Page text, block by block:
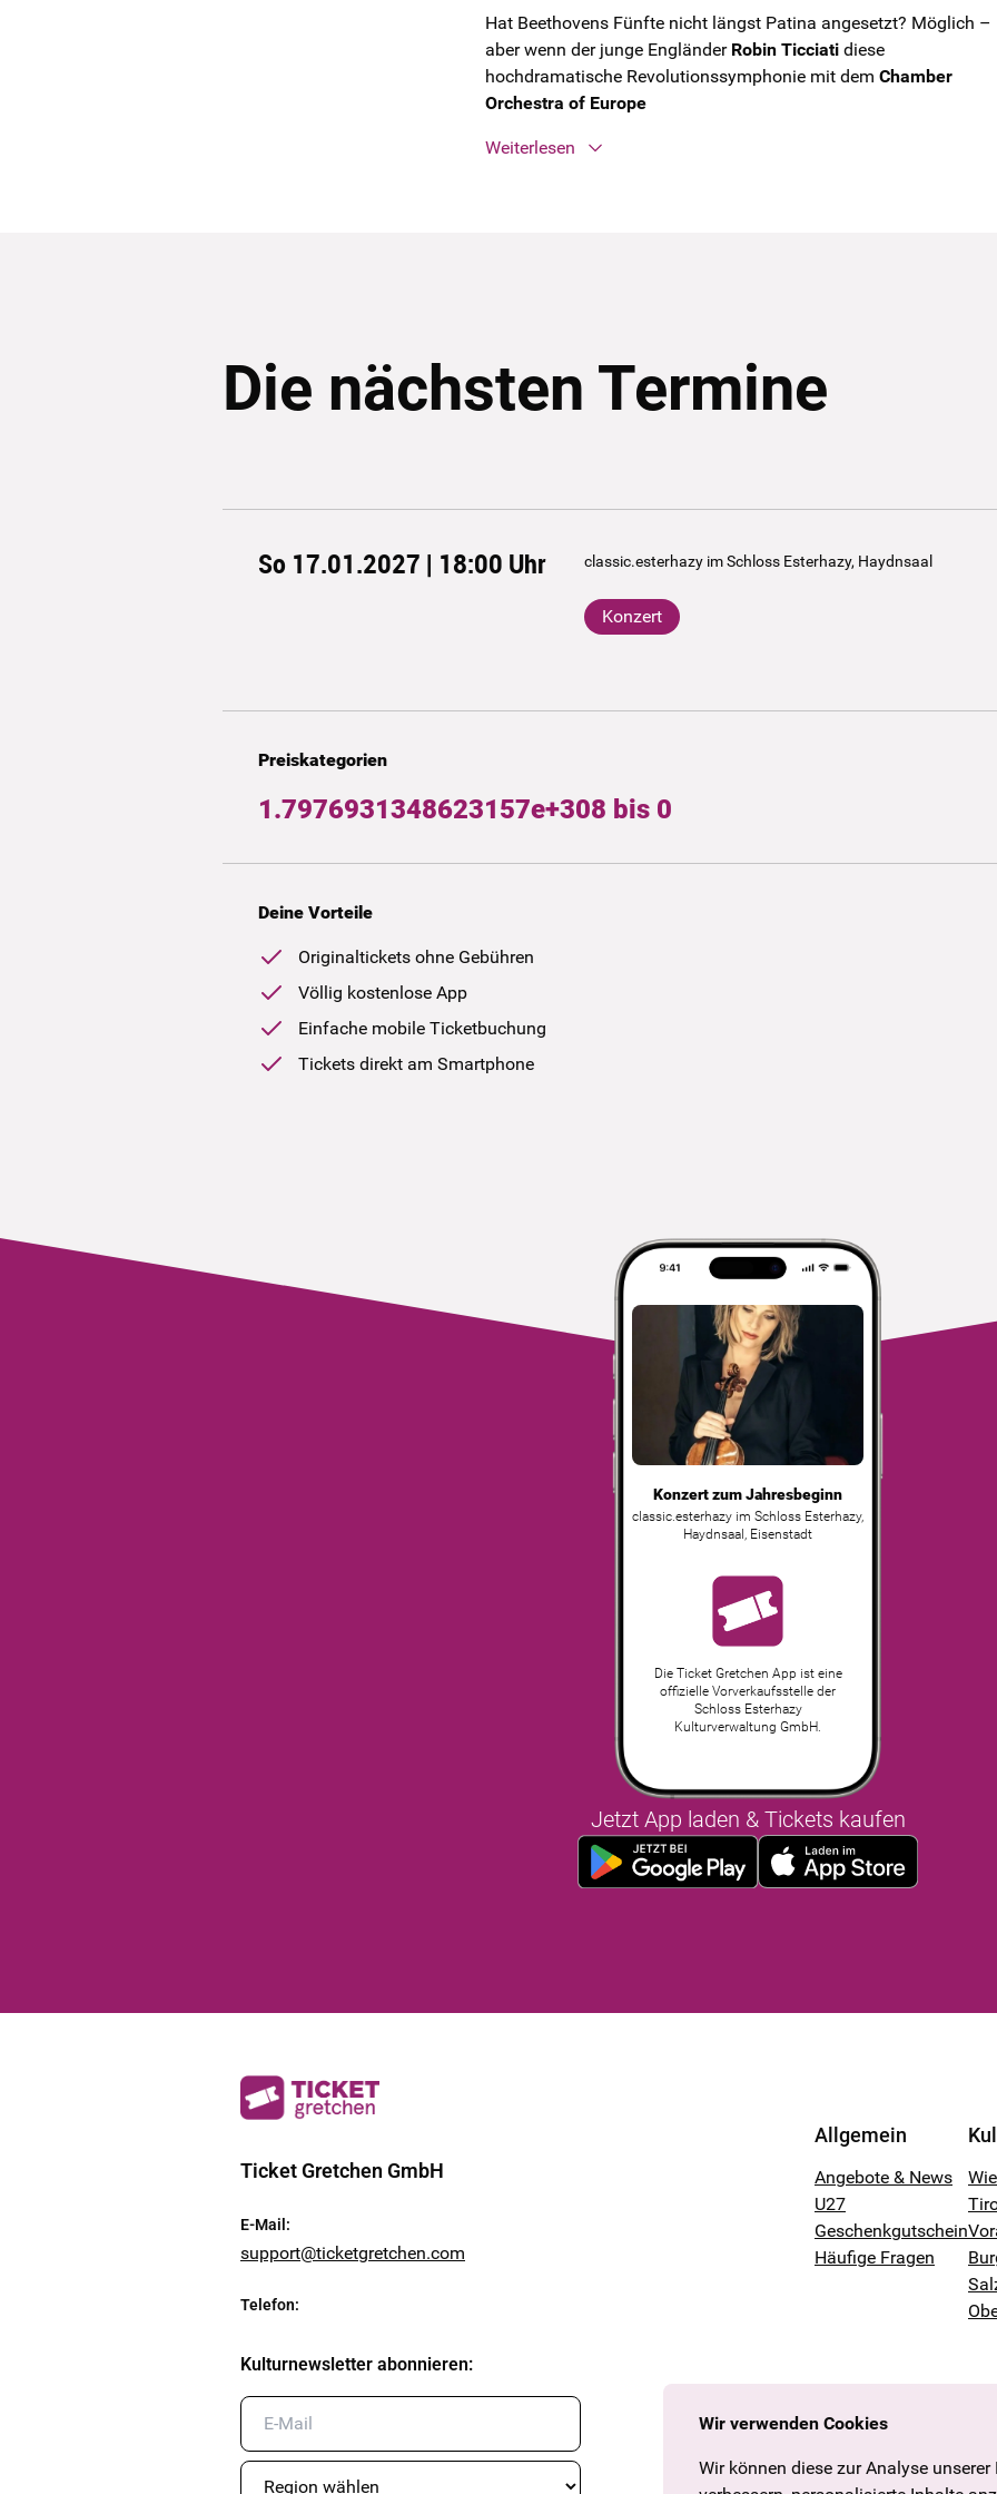
Hat Beethovens Fünfte nicht längst Patina angesetzt? Möglich –
aber wenn der junge Engländer Robin Ticciati diese
hochdramatische Revolutionssymphonie mit dem Chamber
Orchestra of Europe
Weiterlesen
Die nächsten Termine
So 17.01.2027 | 18:00 Uhr classic.esterhazy im Schloss Esterhazy, Haydnsaal
Konzert
Preiskategorien
1.7976931348623157e+308 bis 0
Deine Vorteile
Originaltickets ohne Gebühren
Völlig kostenlose App
Einfache mobile Ticketbuchung
Tickets direkt am Smartphone
Konzert zum Jahresbeginn
classic.esterhazy im Schloss Esterhazy,
Haydnsaal , Eisenstadt
Die Ticket Gretchen App ist eine
offizielle Vorverkaufsstelle der
Schloss Esterhazy
Kulturverwaltung GmbH.
Jetzt App laden & Tickets kaufen
Ticket Gretchen GmbH
E-Mail :
support@ticketgretchen.com
Telefon:
Kulturnewsletter abonnieren:
Allgemein
Angebote & News
U27
Geschenkgutschein
Häufige Fragen
Wir verwenden Cookies
Wir können diese zur Analyse